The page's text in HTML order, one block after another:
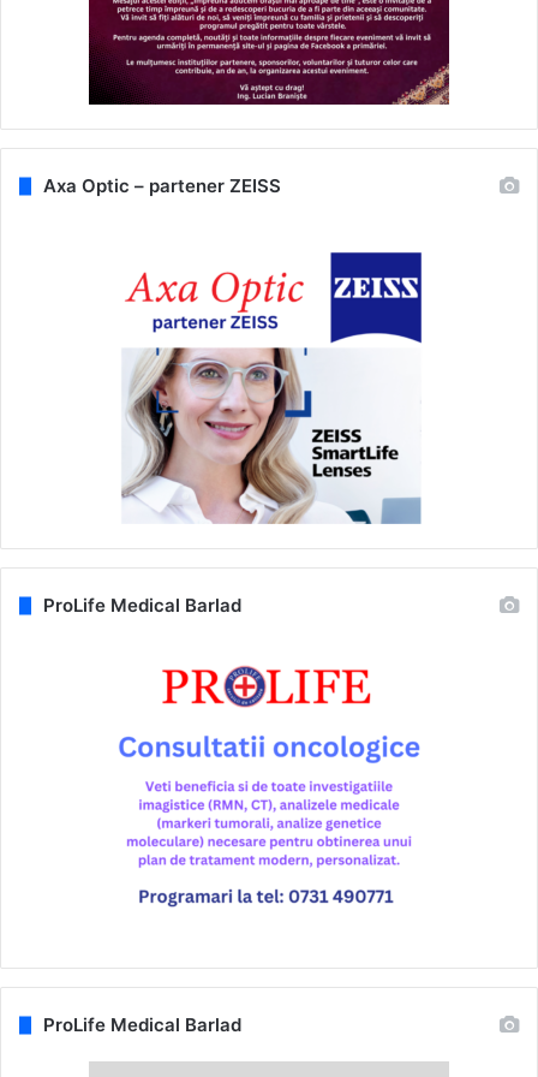
Axa Optic – partener ZEISS
ProLife Medical Barlad
ProLife Medical Barlad